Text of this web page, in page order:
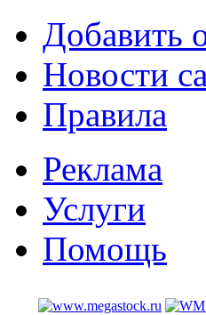
Добавить
Новости
Правила
Реклама
Услуги
Помощь